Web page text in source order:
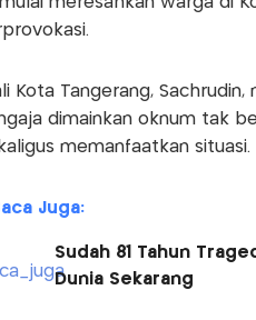
Kota Tangerang,
dimainkan oknum tak
memanfaatkan situasi.
Juga:
Sudah 81 Tahun
Dunia Sekarang